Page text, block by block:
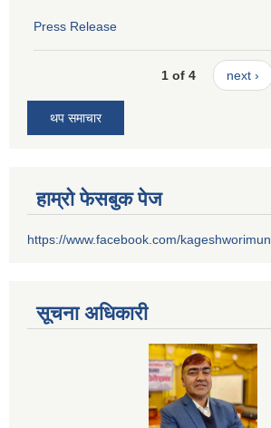
Press Release
1 of 4 next ›
थप समाचार
हाम्रो फेसबुक पेज
https://www.facebook.com/kageshworimun
सूचना अधिकारी